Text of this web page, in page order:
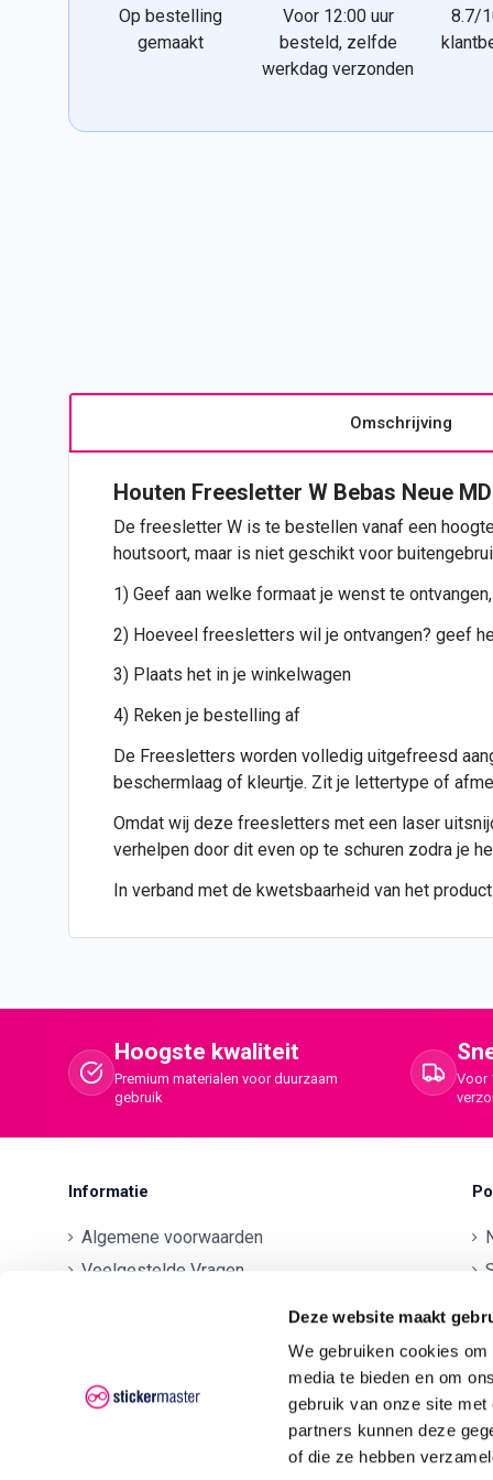
Deze website maakt
We gebruiken cookies
media te bieden en om
gebruik van onze site
partners kunnen deze
of die ze hebben
Op bestelling
gemaakt
Voor 12:00 uur
besteld, zelfde
werkdag verzonden
8.7/
Omschrijving
Houten Freesletter W Bebas Neue
De freesletter W is te bestellen vanaf een
houtsoort, maar is niet geschikt voor
1) Geef aan welke formaat je wenst te
2) Hoeveel freesletters wil je ontvangen? geef
3) Plaats het in je winkelwagen
4) Reken je bestelling af
De Freesletters worden volledig uitgefreesd
beschermlaag of kleurtje. Zit je lettertype of
Omdat wij deze freesletters met een laser
verhelpen door dit even op te schuren zodra je
In verband met de kwetsbaarheid van het
Hoogste kwaliteit
Premium materialen voor duurzaam
gebruik
Voor
Informatie
Algemene voorwaarden
Veelgestelde Vragen
Klachten
Privacyverklaring AVG/GDPR